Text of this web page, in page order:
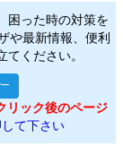
困った時の対策を
や最新情報、便利
ください。
リック後のページ
て下さい